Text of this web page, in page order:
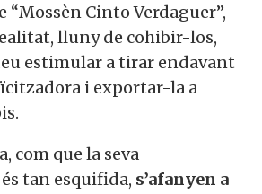
“Mossèn Cinto Verdaguer”,
lluny de cohibir-los,
estimular a tirar endavant
i exportar-la a
com que la seva
tan esquifida, s’afanyen a